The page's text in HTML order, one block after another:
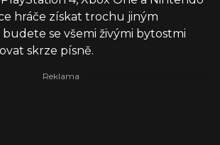
hráče získat trochu jiným
se všemi živými bytostmi
skrze písně.